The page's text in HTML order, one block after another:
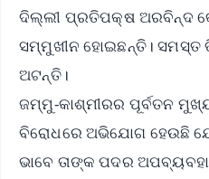
ଦିଲ୍ଲୀ ପ୍ରତିପକ୍ଷ ଅରବିନ୍ଦ
ସମ୍ମୁଖୀନ ହୋଇଛନ୍ତି।
ଅଟନ୍ତି।
ଜମ୍ମୁ-କାଶ୍ମୀରର ପୂର୍ବତନ
ବିରୋଧରେ ଅଭିଯୋଗ ହେଉଛି
ଭାବେ ତାଙ୍କ ପଦର